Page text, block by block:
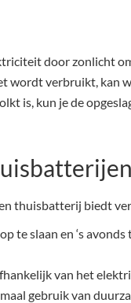
door zonlicht
wordt verbruikt, kan
is, kun je de
thuisbatterij biedt
te slaan en ‘s
van het
gebruik van